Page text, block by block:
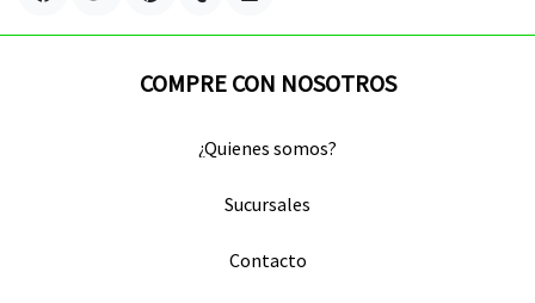
COMPRE CON NOSOTROS
¿Quienes somos?
Sucursales
Contacto